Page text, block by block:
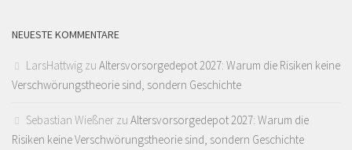
NEUESTE KOMMENTARE
LarsHattwig zu Altersvorsorgedepot 2027: Warum die Risiken keine
Verschwörungstheorie sind, sondern Geschichte
Sebastian Wießner zu Altersvorsorgedepot 2027: Warum die
Risiken keine Verschwörungstheorie sind, sondern Geschichte